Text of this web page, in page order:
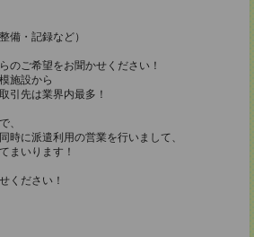
備・記録など）
のご希望をお聞かせください！
施設から
引先は業界内最多！
、
時に派遣利用の営業を行いまして、
まいります！
ください！